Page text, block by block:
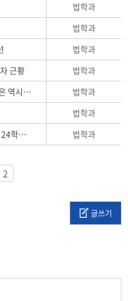
법학과
법학과
법학과
근황
법학과
혼자여도 좋다! 교내 탐방 중(24학번은 역시 특이해...
법학과
법학과
비는 오고 날씨도 춥고 배는 고프고... 24학번의 ...
법학과
2
글쓰기